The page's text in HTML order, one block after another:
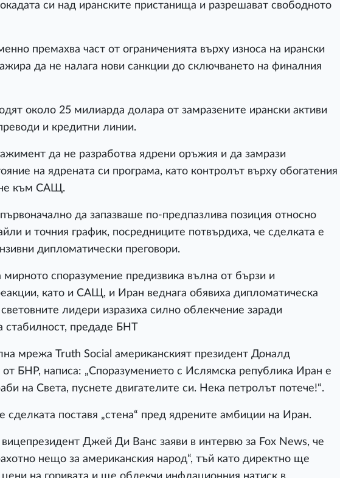
си над иранските пристанища и разрешават свободното
премахва част от ограниченията върху износа на ирански
да не налага нови санкции до сключването на финалния
около 25 милиарда долара от замразените ирански активи
и кредитни линии.
да не разработва ядрени оръжия и да замрази
на ядрената си програма, като контролът върху обогатения
към САЩ.
да запазваше по-предпазлива позиция относно
и точния график, посредниците потвърдиха, че сделката е
дипломатически преговори.
мирното споразумение предизвика вълна от бързи и
като и САЩ, и Иран веднага обявиха дипломатическа
лидери изразиха силно облекчение заради
стабилност, предаде БНТ
мрежа Truth Social американският президент Доналд
БНР, написа: „Споразумението с Ислямска република Иран е
на Света, пуснете двигателите си. Нека петролът потече!“.
сделката поставя „стена“ пред ядрените амбиции на Иран.
Джей Ди Ванс заяви в интервю за Fox News, че
нещо за американския народ“, тъй като директно ще